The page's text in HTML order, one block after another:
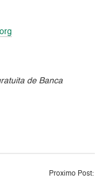
de Banca
Proximo Post: